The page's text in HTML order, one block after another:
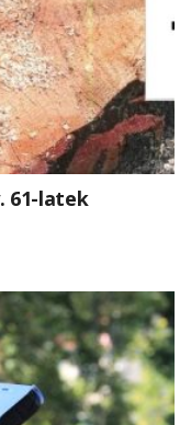
61-latek